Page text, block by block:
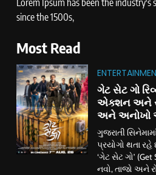
since the 1500s,
Most Read
ગેટ સેટ ગો
એક્શન અને
અને અનોખો
ગુજરાતી
પ્રયોગો થતા
‘ગેટ સેટ ગો’ (Get
નવો, તાજો અને